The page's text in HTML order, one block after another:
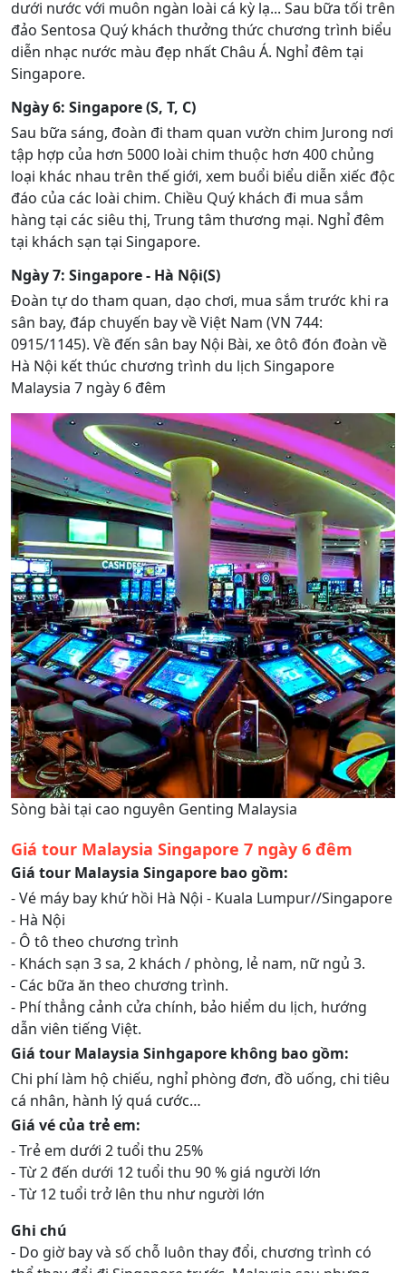
dưới nước với muôn ngàn loài cá kỳ lạ... Sau bữa tối trên
đảo Sentosa Quý khách thưởng thức chương trình biểu
diễn nhạc nước màu đẹp nhất Châu Á. Nghỉ đêm tại
Singapore.
Ngày 6: Singapore (S, T, C)
Sau bữa sáng, đoàn đi tham quan vườn chim Jurong nơi
tập hợp của hơn 5000 loài chim thuộc hơn 400 chủng
loại khác nhau trên thế giới, xem buổi biểu diễn xiếc độc
đáo của các loài chim. Chiều Quý khách đi mua sắm
hàng tại các siêu thị, Trung tâm thương mại. Nghỉ đêm
tại khách sạn tại Singapore.
Ngày 7: Singapore - Hà Nội(S)
Đoàn tự do tham quan, dạo chơi, mua sắm trước khi ra
sân bay, đáp chuyến bay về Việt Nam (VN 744:
0915/1145). Về đến sân bay Nội Bài, xe ôtô đón đoàn về
Hà Nội kết thúc chương trình du lịch Singapore
Malaysia 7 ngày 6 đêm
Sòng bài tại cao nguyên Genting Malaysia
Giá tour Malaysia Singapore 7 ngày 6 đêm
Giá tour Malaysia Singapore bao gồm:
- Vé máy bay khứ hồi Hà Nội - Kuala Lumpur//Singapore
- Hà Nội
- Ô tô theo chương trình
- Khách sạn 3 sa, 2 khách / phòng, lẻ nam, nữ ngủ 3.
- Các bữa ăn theo chương trình.
- Phí thẳng cảnh cửa chính, bảo hiểm du lịch, hướng
dẫn viên tiếng Việt.
Giá tour Malaysia Sinhgapore không bao gồm:
Chi phí làm hộ chiếu, nghỉ phòng đơn, đồ uống, chi tiêu
cá nhân, hành lý quá cước…
Giá vé của trẻ em:
- Trẻ em dưới 2 tuổi thu 25%
- Từ 2 đến dưới 12 tuổi thu 90 % giá người lớn
- Từ 12 tuổi trở lên thu như người lớn
Ghi chú
- Do giờ bay và số chỗ luôn thay đổi, chương trình có